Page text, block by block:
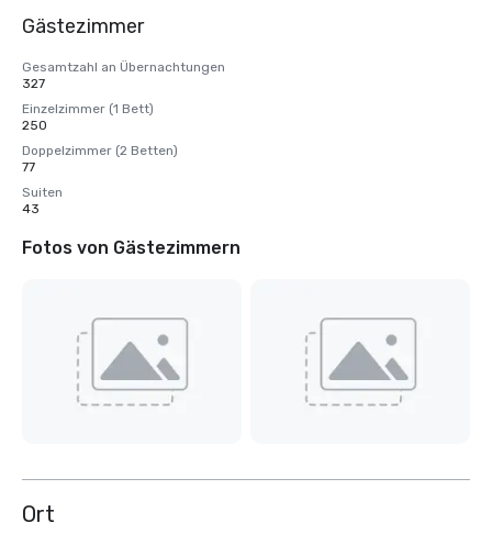
Gästezimmer
Gesamtzahl an Übernachtungen
327
Einzelzimmer (1 Bett)
250
Doppelzimmer (2 Betten)
77
Suiten
43
Fotos von Gästezimmern
Ort